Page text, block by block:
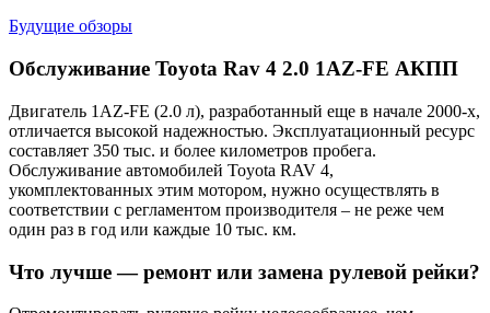
Будущие обзоры
Обслуживание Toyota Rav 4 2.0 1AZ-FE АКПП
Двигатель 1AZ-FE (2.0 л), разработанный еще в начале 2000-х,
отличается высокой надежностью. Эксплуатационный ресурс
составляет 350 тыс. и более километров пробега.
Обслуживание автомобилей Toyota RAV 4,
укомплектованных этим мотором, нужно осуществлять в
соответствии с регламентом производителя – не реже чем
один раз в год или каждые 10 тыс. км.
Что лучше — ремонт или замена рулевой рейки?